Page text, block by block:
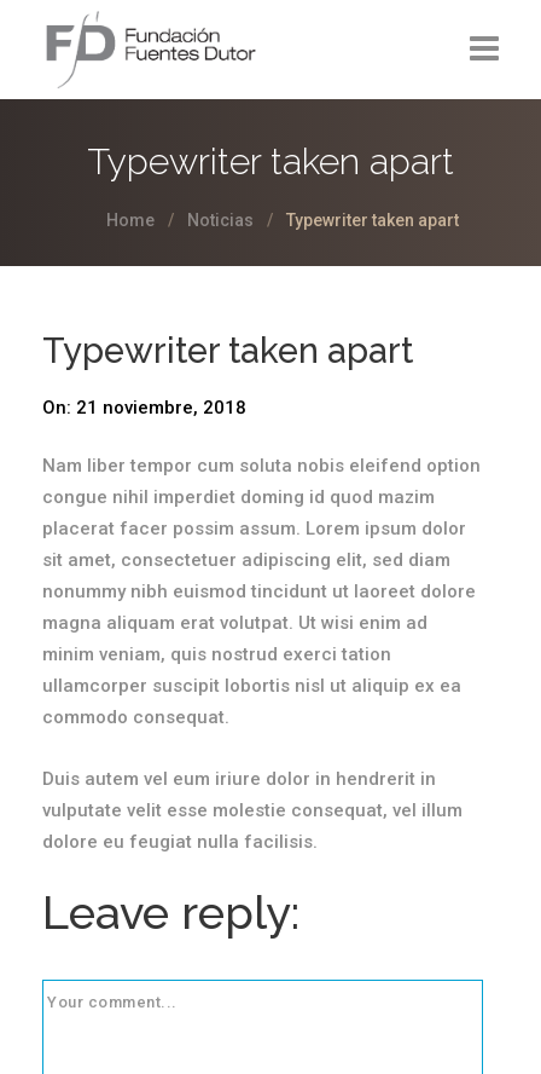
Proyectos
Typewriter taken apart
Home Noticias Typewriter taken apart
Typewriter taken apart
On: 21 noviembre, 2018
Nam liber tempor cum soluta nobis eleifend option
congue nihil imperdiet doming id quod mazim
placerat facer possim assum. Lorem ipsum dolor
sit amet, consectetuer adipiscing elit, sed diam
nonummy nibh euismod tincidunt ut laoreet dolore
magna aliquam erat volutpat. Ut wisi enim ad
minim veniam, quis nostrud exerci tation
ullamcorper suscipit lobortis nisl ut aliquip ex ea
commodo consequat.
Duis autem vel eum iriure dolor in hendrerit in
vulputate velit esse molestie consequat, vel illum
dolore eu feugiat nulla facilisis.
Leave reply: